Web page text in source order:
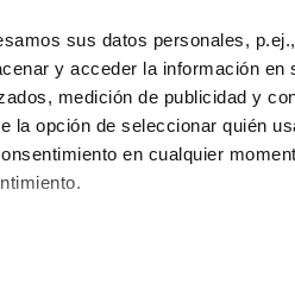
sus datos personales,
y acceder la información en
medición de publicidad y
la opción de seleccionar quién
en cualquier